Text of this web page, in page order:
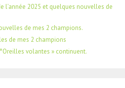
l’année 2025 et quelques nouvelles de
de mes 2 champions.
de mes 2 champions
volantes » continuent.